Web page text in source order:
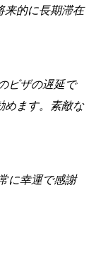
来的に長期滞在
ビザの遅延で
めます。素敵な
に幸運で感謝